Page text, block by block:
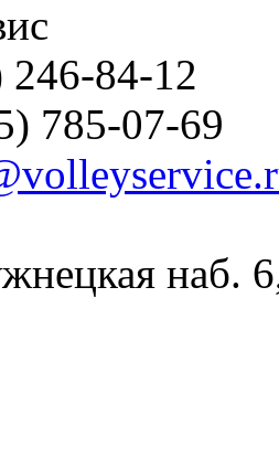
246-84-12
785-07-69
наб.